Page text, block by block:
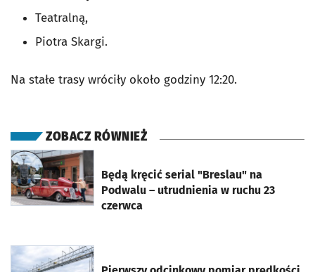
Teatralną,
Piotra Skargi.
Na stałe trasy wróciły około godziny 12:20.
ZOBACZ RÓWNIEŻ
Będą kręcić serial "Breslau" na
Podwalu – utrudnienia w ruchu 23
czerwca
otworzy się w nowej karcie
otworzy się w nowej karcie